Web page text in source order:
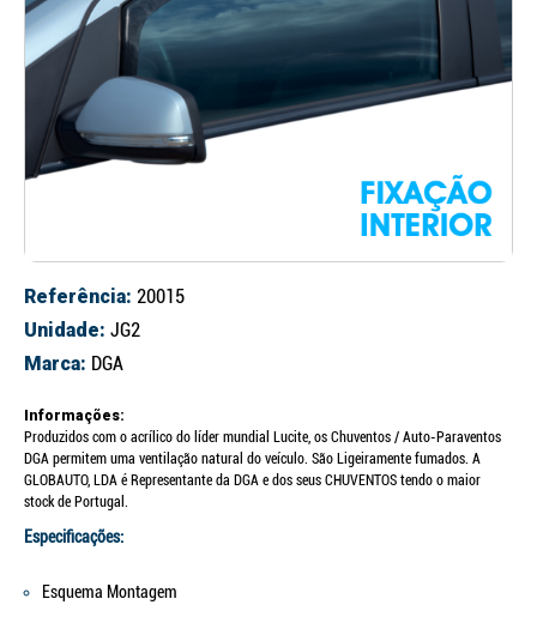
Referência: 20015
Unidade: JG2
Marca: DGA
Informações:
Produzidos com o acrílico do líder mundial Lucite, os Chuventos / Auto-Paraventos
DGA permitem uma ventilação natural do veículo. São Ligeiramente fumados. A
GLOBAUTO, LDA é Representante da DGA e dos seus CHUVENTOS tendo o maior
stock de Portugal.
Especificações:
Esquema Montagem